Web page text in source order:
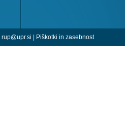
rup@upr.si | Piškotki in zasebnost